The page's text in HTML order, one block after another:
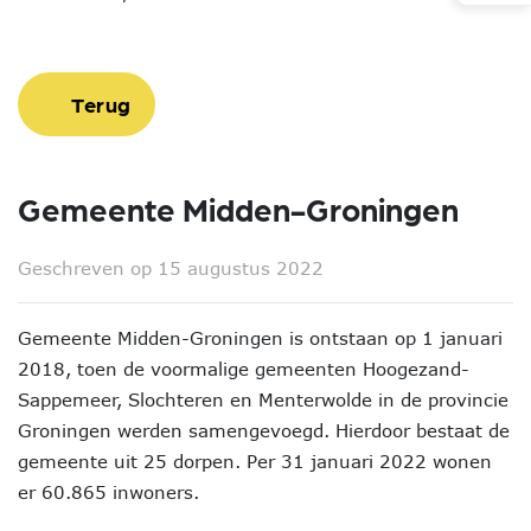
Terug
Gemeente Midden-Groningen
Geschreven op 15 augustus 2022
Gemeente Midden-Groningen is ontstaan op 1 januari
2018, toen de voormalige gemeenten Hoogezand-
Sappemeer, Slochteren en Menterwolde in de provincie
Groningen werden samengevoegd. Hierdoor bestaat de
gemeente uit 25 dorpen. Per 31 januari 2022 wonen
er 60.865 inwoners.